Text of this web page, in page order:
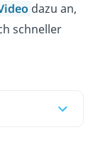
dazu an,
schneller